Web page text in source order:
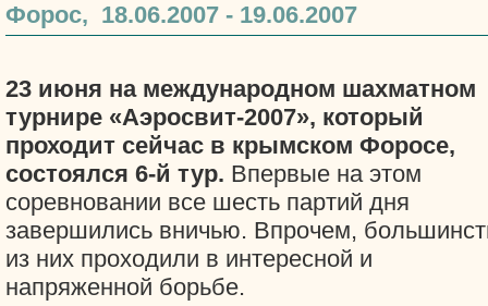
Форос, 18.06.2007 - 19.06.2007
23 июня на международном шахматном
турнире «Аэросвит-2007», который
проходит сейчас в крымском Форосе,
состоялся 6-й тур. Впервые на этом
соревновании все шесть партий дня
завершились вничью. Впрочем,
из них проходили в интересной и
напряженной борьбе.